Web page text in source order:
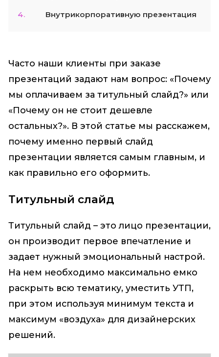
4. Внутрикорпоративную презентация
Часто наши клиенты при заказе
презентаций задают нам вопрос: «Почему
мы оплачиваем за титульный слайд?» или
«Почему он не стоит дешевле
остальных?». В этой статье мы расскажем,
почему именно первый слайд
презентации является самым главным, и
как правильно его оформить.
Титульный слайд
Титульный слайд – это лицо презентации,
он производит первое впечатление и
задает нужный эмоциональный настрой.
На нем необходимо максимально емко
раскрыть всю тематику, уместить УТП,
при этом используя минимум текста и
максимум «воздуха» для дизайнерских
решений.